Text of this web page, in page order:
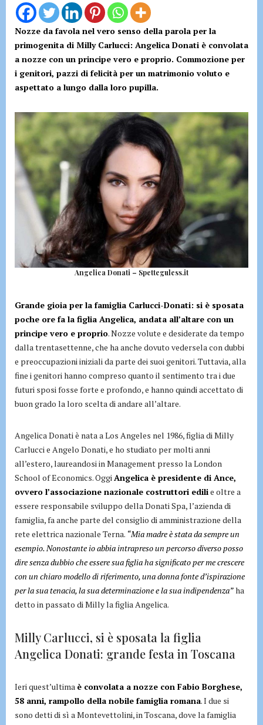
Nozze da favola nel vero senso della parola per la
primogenita di Milly Carlucci: Angelica Donati è convolata
a nozze con un principe vero e proprio. Commozione per
i genitori, pazzi di felicità per un matrimonio voluto e
aspettato a lungo dalla loro pupilla.
Angelica Donati – Spetteguless.it
Grande gioia per la famiglia Carlucci-Donati: si è sposata
poche ore fa la figlia Angelica, andata all’altare con un
principe vero e proprio. Nozze volute e desiderate da tempo
dalla trentasettenne, che ha anche dovuto vedersela con dubbi
e preoccupazioni iniziali da parte dei suoi genitori. Tuttavia, alla
fine i genitori hanno compreso quanto il sentimento tra i due
futuri sposi fosse forte e profondo, e hanno quindi accettato di
buon grado la loro scelta di andare all’altare.
Angelica Donati è nata a Los Angeles nel 1986, figlia di Milly
Carlucci e Angelo Donati, e ho studiato per molti anni
all’estero, laureandosi in Management presso la London
School of Economics. OggiAngelica è presidente di Ance,
ovvero l’associazione nazionale costruttori edilie oltre a
essere responsabile sviluppo della Donati Spa, l’azienda di
famiglia, fa anche parte del consiglio di amministrazione della
rete elettrica nazionale Terna. “Mia madre è stata da sempre un
esempio. Nonostante io abbia intrapreso un percorso diverso posso
dire senza dubbio che essere sua figlia ha significato per me crescere
con un chiaro modello di riferimento, una donna fonte d’ispirazione
per la sua tenacia, la sua determinazione e la sua indipendenza”ha
detto in passato di Milly la figlia Angelica.
Milly Carlucci, si è sposata la figlia
Angelica Donati: grande festa in Toscana
Ieri quest’ultima è convolata a nozze con Fabio Borghese,
58 anni, rampollo della nobile famiglia romana. I due si
sono detti di sì a Montevettolini, in Toscana, dove la famiglia